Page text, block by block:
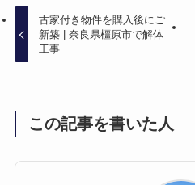
古家付き物件を購入後にご
新築 | 奈良県橿原市で解体
工事
この記事を書いた人